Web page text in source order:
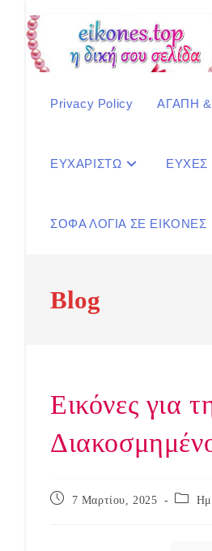
content
Privacy Policy ΑΓΑΠΗ
ΕΥΧΑΡΙΣΤΩ ΕΥΧΕΣ
ΣΟΦΑ ΛΟΓΙΑ ΣΕ ΕΙΚΟΝΕΣ
Blog
Εικόνες για
Post
7 Μαρτίου, 2025
Post